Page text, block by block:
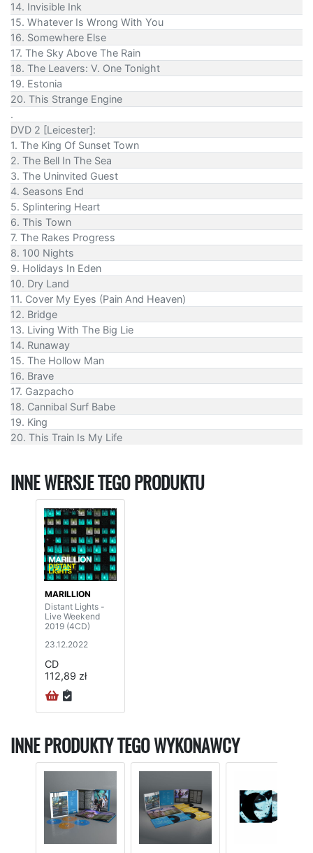
14. Invisible Ink
15. Whatever Is Wrong With You
16. Somewhere Else
17. The Sky Above The Rain
18. The Leavers: V. One Tonight
19. Estonia
20. This Strange Engine
.
DVD 2 [Leicester]:
1. The King Of Sunset Town
2. The Bell In The Sea
3. The Uninvited Guest
4. Seasons End
5. Splintering Heart
6. This Town
7. The Rakes Progress
8. 100 Nights
9. Holidays In Eden
10. Dry Land
11. Cover My Eyes (Pain And Heaven)
12. Bridge
13. Living With The Big Lie
14. Runaway
15. The Hollow Man
16. Brave
17. Gazpacho
18. Cannibal Surf Babe
19. King
20. This Train Is My Life
INNE WERSJE TEGO PRODUKTU
MARILLION
Distant Lights -
Live Weekend
2019 (4CD)
23.12.2022
CD
112,89 zł
INNE PRODUKTY TEGO WYKONAWCY